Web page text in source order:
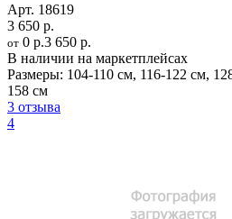
Арт. 18619
3 650 р.
от 0 р.3 650 р.
В наличии на маркетплейсах
Размеры: 104-110 см, 116-122 см,
158 см
3 отзыва
4